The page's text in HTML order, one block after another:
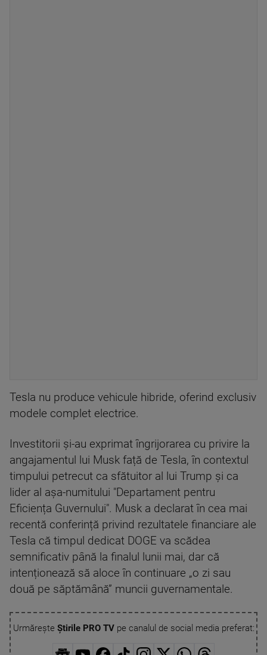
Tesla nu produce vehicule hibride, oferind exclusiv
modele complet electrice.
Investitorii și-au exprimat îngrijorarea cu privire la
angajamentul lui Musk față de Tesla, în contextul
timpului petrecut ca sfătuitor al lui Trump și ca
lider al așa-numitului "Departament pentru
Eficiența Guvernului". Musk a declarat în cea mai
recentă conferință privind rezultatele financiare ale
Tesla că timpul dedicat DOGE va scădea
semnificativ până la finalul lunii mai, dar că
intenționează să aloce în continuare „o zi sau
două pe săptămână” muncii guvernamentale.
Urmărește Știrile PRO TVpe canalul de social media preferat: